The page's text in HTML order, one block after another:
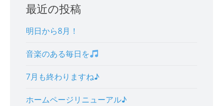
最近の投稿
明日から8月！
音楽のある毎日を
7月も終わりますね♪
ホームページリニューアル♪